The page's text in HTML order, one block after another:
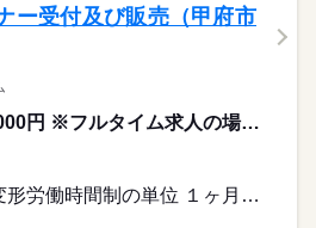
ー受付及び販売（甲府市
215,000円〜215,000円 ※フルタイム求人の場合は月額（換算額）、パート求人の場合は時間額を表示しています。
変形労働時間制 変形労働時間制の単位 １ヶ月単位 又は 10時00分〜21時00分の時間の間の8時間程度